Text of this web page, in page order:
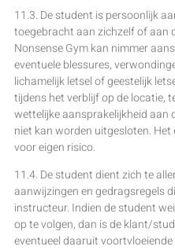
11.3. De student is persoonlijk
toegebracht aan zichzelf of aan
Nonsense Gym kan nimmer
eventuele blessures,
lichamelijk letsel of geestelijk
tijdens het verblijf op de locatie,
wettelijke aansprakelijkheid aan
niet kan worden uitgesloten. Het
voor eigen risico.
11.4. De student dient zich te
aanwijzingen en gedragsregels
instructeur. Indien de student
op te volgen, dan is de klant/
eventueel daaruit voortvloeiende